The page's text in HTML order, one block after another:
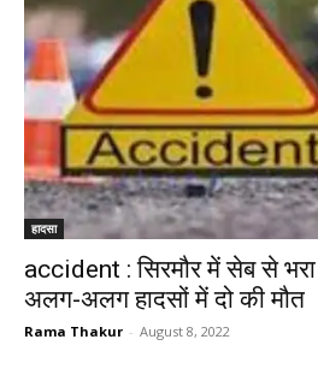
हादसा
accident : सिरमौर में सेब से
अलग-अलग हादसों में दो की मौत
Rama Thakur - August 8, 2022